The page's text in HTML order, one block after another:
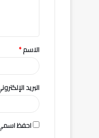
ق
*
الاسم*
البريد
احفظ